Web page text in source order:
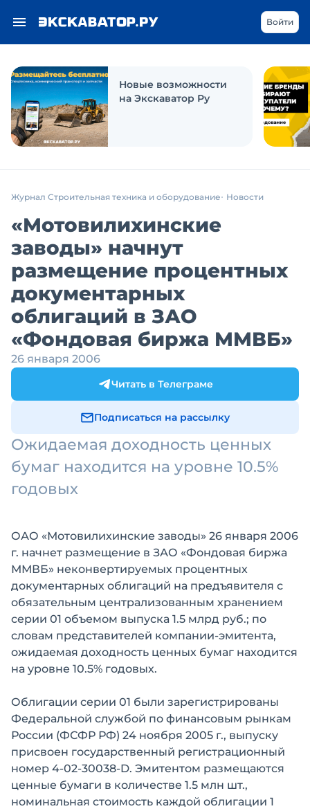
Войти
Новые возможности
на Экскаватор Ру
Журнал Строительная техника и оборудование Новости
«Мотовилихинские
заводы» начнут
размещение процентных
документарных
облигаций в ЗАО
«Фондовая биржа ММВБ»
26 января 2006
Читать в Телеграме
Подписаться на рассылку
Ожидаемая доходность ценных
бумаг находится на уровне 10.5%
годовых
ОАО «Мотовилихинские заводы» 26 января 2006
г. начнет размещение в ЗАО «Фондовая биржа
ММВБ» неконвертируемых процентных
документарных облигаций на предъявителя с
обязательным централизованным хранением
серии 01 объемом выпуска 1.5 млрд руб.; по
словам представителей компании-эмитента,
ожидаемая доходность ценных бумаг находится
на уровне 10.5% годовых.
Облигации серии 01 были зарегистрированы
Федеральной службой по финансовым рынкам
России (ФСФР РФ) 24 ноября 2005 г., выпуску
присвоен государственный регистрационный
номер 4-02-30038-D. Эмитентом размещаются
ценные бумаги в количестве 1.5 млн шт.,
номинальная стоимость каждой облигации 1